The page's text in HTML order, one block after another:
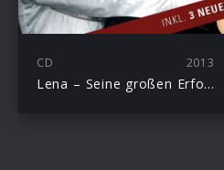
CD 2013
Lena – Seine großen Erfolge